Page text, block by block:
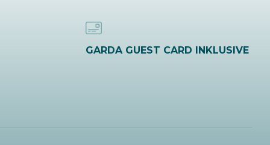
GARDA GUEST CARD INKLUSIVE